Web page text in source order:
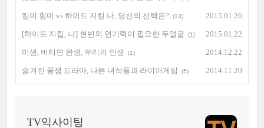
킬미 힐미 vs 하이드 지킬 나, 당신의 선택은? (13) 2015.01.26
[하이드 지킬, 나] 현빈의 연기력이 필요한 두얼굴 (1) 2015.01.22
미생, 버티면 완생, 우리의 인생 (1) 2014.12.22
숨겨진 꿀잼 드라마, 나쁜 녀석들과 라이어게임 (5) 2014.11.20
TV익사이팅